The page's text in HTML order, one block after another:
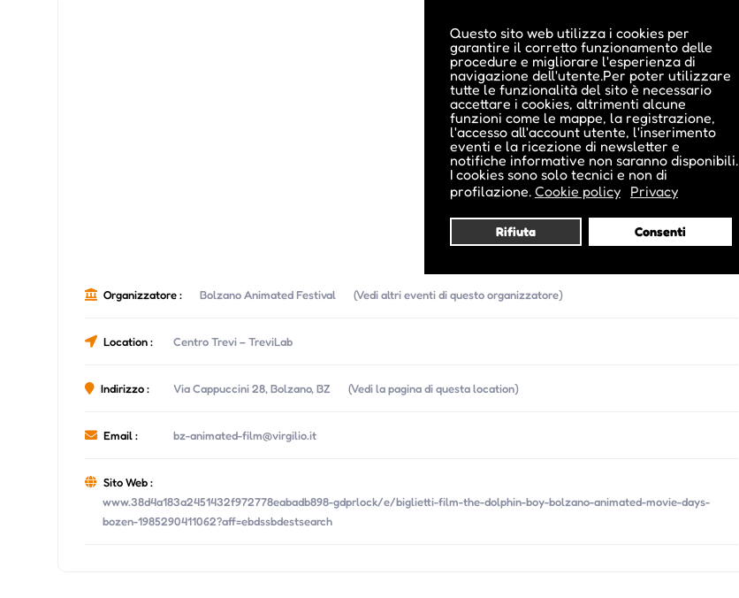
Questo sito web utilizza i cookies per
garantire il corretto funzionamento delle
procedure e migliorare l'esperienza di
navigazione dell'utente.Per poter utilizzare
tutte le funzionalità del sito è necessario
accettare i cookies, altrimenti alcune
funzioni come le mappe, la registrazione,
l'accesso all'account utente, l'inserimento
eventi e la ricezione di newsletter e
notifiche informative non saranno disponibili.
I cookies sono solo tecnici e non di
profilazione. Cookie policy Privacy
Rifiuta Consenti
Organizzatore : Bolzano Animated Festival (Vedi altri eventi di questo organizzatore)
Location : Centro Trevi – TreviLab
Indirizzo : Via Cappuccini 28, Bolzano, BZ (Vedi la pagina di questa location)
Email : bz-animated-film@virgilio.it
Sito Web :
www.38d4a183a2451432f972778eabadb898-gdprlock/e/biglietti-film-the-dolphin-boy-bolzano-animated-movie-days-
bozen-1985290411062?aff=ebdssbdestsearch